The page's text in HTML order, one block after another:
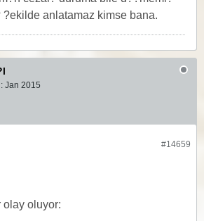
anlatamaz kimse bana.
Jan 2015
#14659
oluyor: